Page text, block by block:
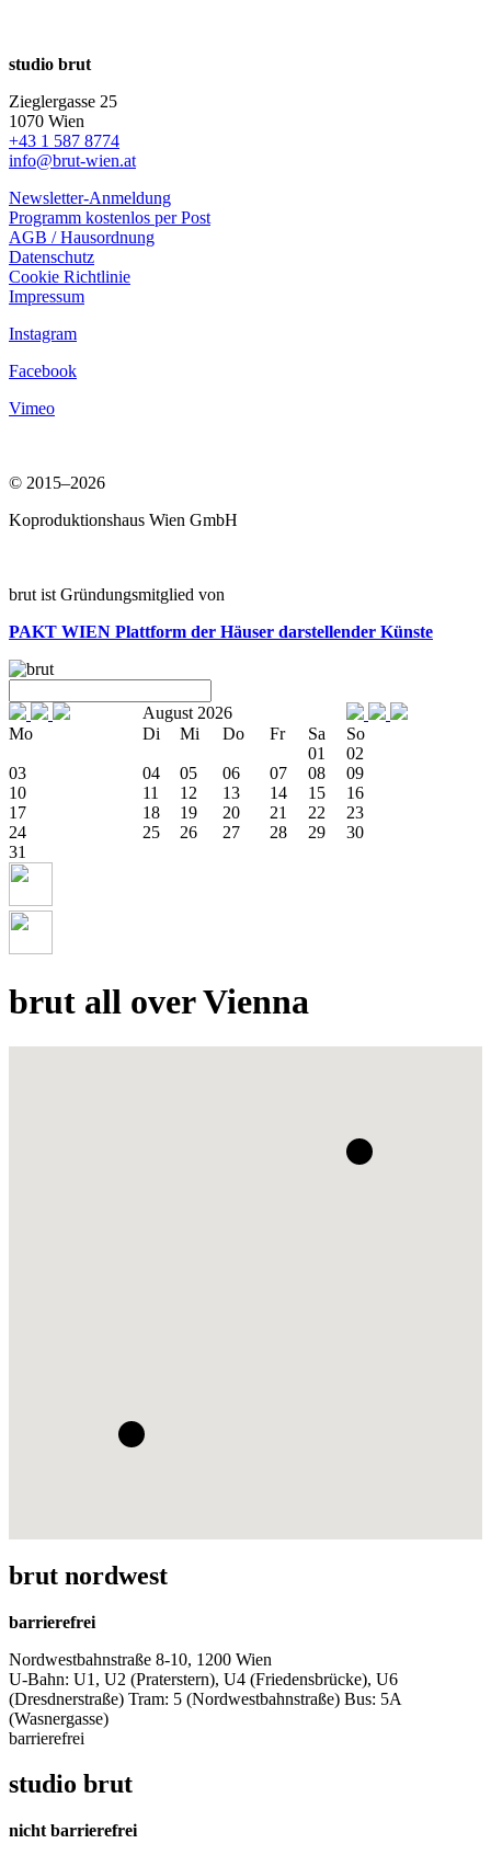
studio brut
Zieglergasse 25
1070 Wien
+43 1 587 8774
info@brut-wien.at
Newsletter-Anmeldung
Programm kostenlos per Post
AGB / Hausordnung
Datenschutz
Cookie Richtlinie
Impressum
Instagram
Facebook
Vimeo
© 2015–2026
Koproduktionshaus Wien GmbH
brut ist Gründungsmitglied von
PAKT WIEN Plattform der Häuser darstellender Künste
August 2026
Mo
Di Mi Do Fr Sa
So
01
02
03
04 05 06 07 08
09
10
11 12 13 14 15
16
17
18 19 20 21 22
23
24
25 26 27 28 29
30
31
brut all over Vienna
brut nordwest
barrierefrei
Nordwestbahnstraße 8-10, 1200 Wien
U-Bahn: U1, U2 (Praterstern), U4 (Friedensbrücke), U6
(Dresdnerstraße) Tram: 5 (Nordwestbahnstraße) Bus: 5A
(Wasnergasse)
barrierefrei
studio brut
nicht barrierefrei